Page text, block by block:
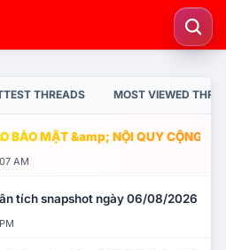
THREADS MOST VIEWED
BẢO MẬT &amp; NỘI QUY CỘNG
AM
tích snapshot ngày 06/08/2026